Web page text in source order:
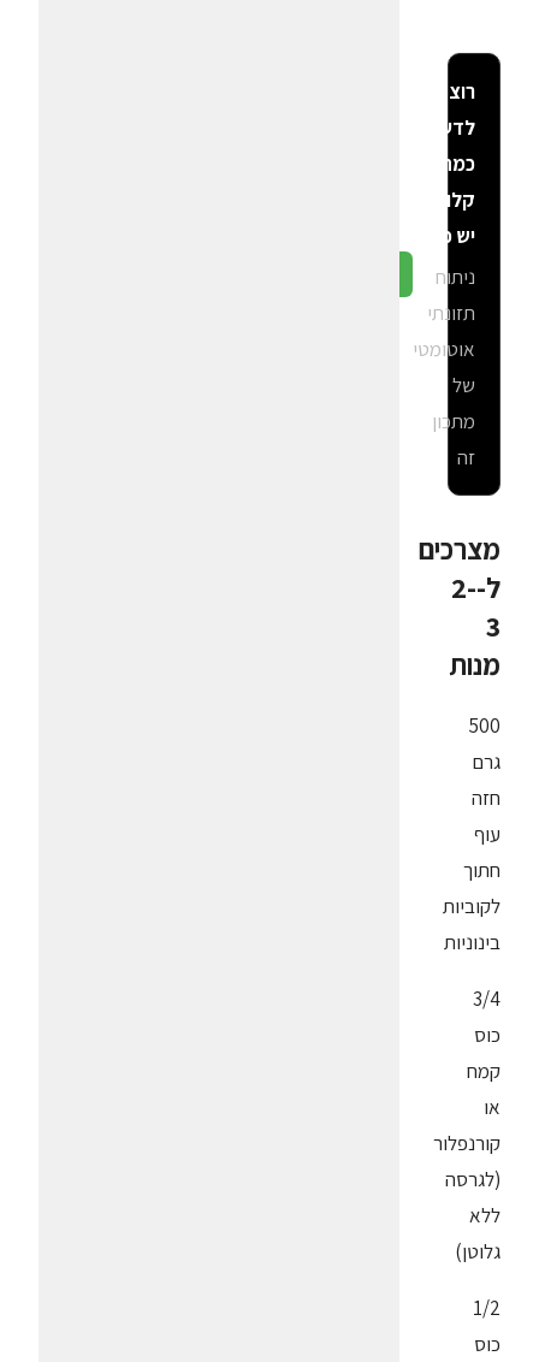
רוצה
לדעת
כמה
קלוריות
יש פה?
ניתוח
תזונתי
אוטומטי
של
מתכון
זה
מצרכים
ל-2-
3
מנות
500
גרם
חזה
עוף
חתוך
לקוביות
בינוניות
3/4
כוס
קמח
או
קורנפלור
(לגרסה
ללא
גלוטן)
1/2
כוס